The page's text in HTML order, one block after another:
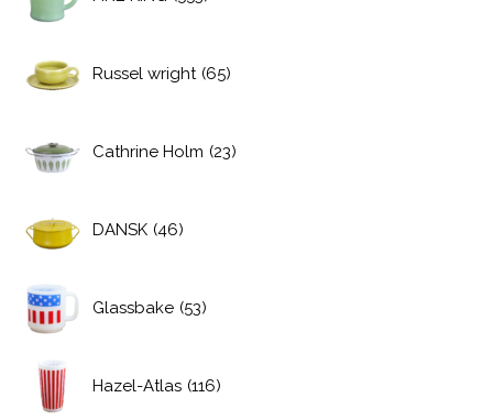
Russel wright (65)
Cathrine Holm (23)
DANSK (46)
Glassbake (53)
Hazel-Atlas (116)